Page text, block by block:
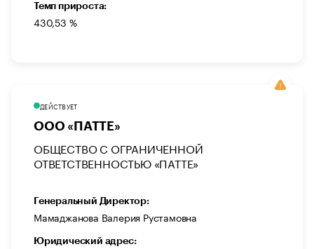
Темп прироста:
430,53 %
ДЕЙСТВУЕТ
ООО «ПАТТЕ»
ОБЩЕСТВО С ОГРАНИЧЕННОЙ
ОТВЕТСТВЕННОСТЬЮ «ПАТТЕ»
Генеральный Директор:
Мамаджанова Валерия Рустамовна
Юридический адрес: